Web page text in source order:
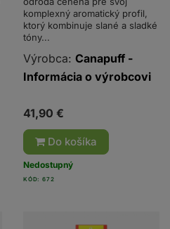
KÓD: 672
komplexný aromatický profil,
ktorý kombinuje slané a sladké
tóny...
Výrobca: Canapuff -
Informácia o výrobcovi
41,90 €
Do košíka
Nedostupný